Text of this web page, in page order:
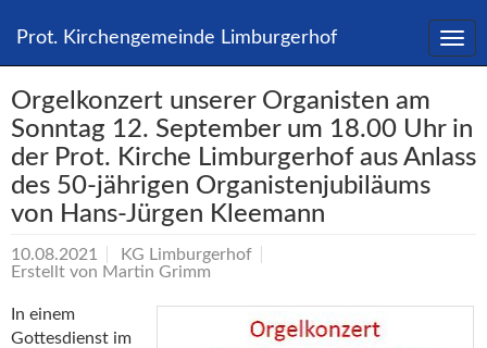
Prot. Kirchengemeinde Limburgerhof
zum
Orgelkonzert unserer Organisten am
Sonntag 12. September um 18.00 Uhr in
der Prot. Kirche Limburgerhof aus Anlass
des 50-jährigen Organistenjubiläums
von Hans-Jürgen Kleemann
10.08.2021
KG Limburgerhof
Erstellt von Martin Grimm
In einem
Gottesdienst im